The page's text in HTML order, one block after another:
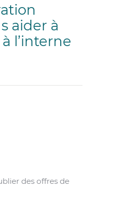
aider à
l’interne
des offres de